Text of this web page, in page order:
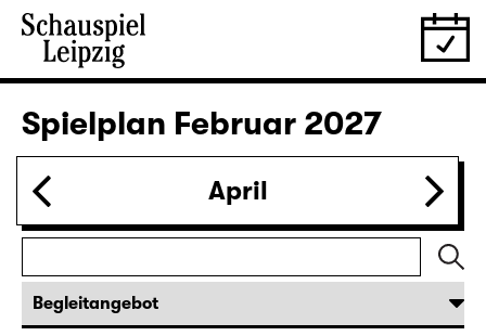
Do
19:30 — 20:55
Was ihr wollt (A Tortured Lover’s
von William Shakespeare
Deutsch von Jens Roselt
Fassung von Pia Richter und Julia Buchberger
Regie: Pia Richter
18:45 + 19:00
Einführung im Rangfoyer
30.01.